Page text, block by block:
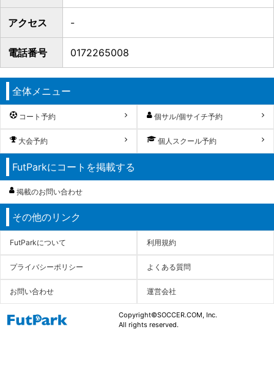
アクセス -
電話番号 0172265008
全体メニュー
コート予約 個サル/個サイチ予約
大会予約 個人スクール予約
FutParkにコートを掲載する
掲載のお問い合わせ
その他のリンク
FutParkについて 利用規約
プライバシーポリシー よくある質問
お問い合わせ 運営会社
Copyright©SOCCER.COM, Inc.
All rights reserved.